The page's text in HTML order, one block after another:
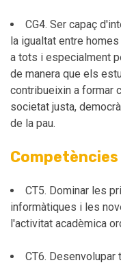
CG4. Ser capaç
la igualtat entre
a tots i especialment
de manera que els
contribueixin a formar
societat justa,
de la pau.
CT5. Dominar les
informàtiques i les
l'activitat acadèmica
CT6. Desenvolupar